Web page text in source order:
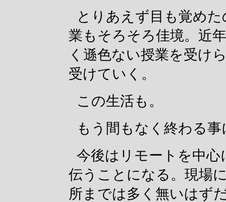
とりあえず目も覚め
業もそろそろ佳境。近
く遜色ない授業を受け
受けていく。
この生活も。
もう間もなく終わる
今後はリモートを中
伝うことになる。現場
所までは多く無いはず